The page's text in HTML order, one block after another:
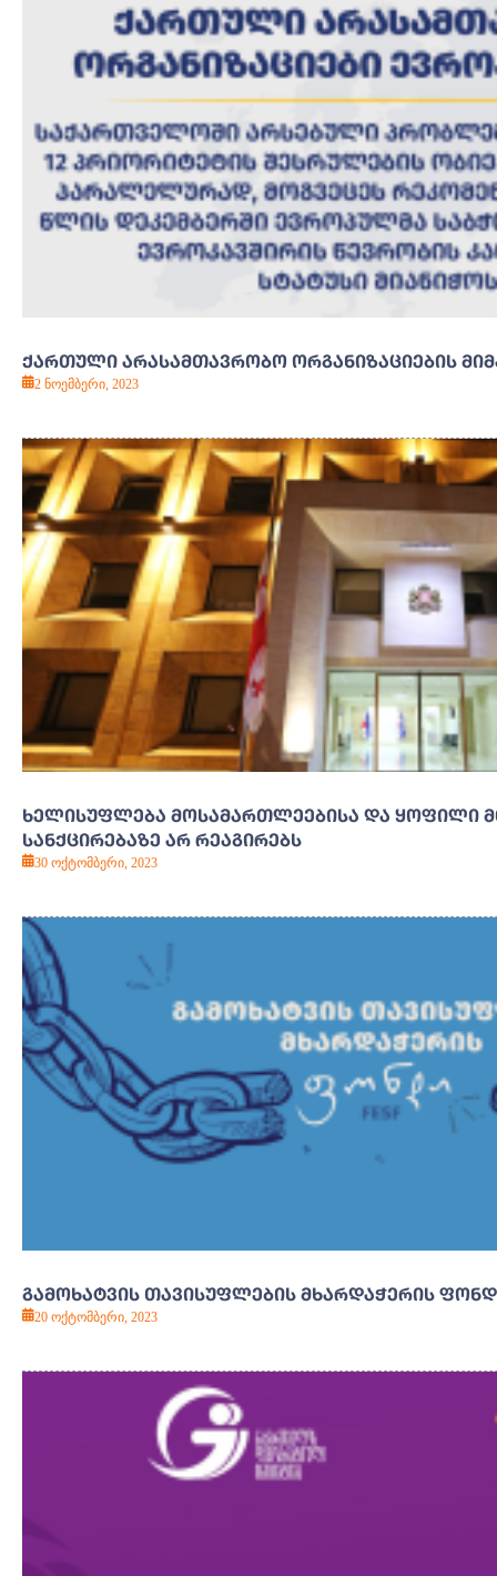
ᲥᲐᲠᲗᲣᲚᲘ ᲐᲠᲐᲡᲐᲛᲗᲐᲕᲠᲝᲑᲝ ᲝᲠᲒᲐᲜᲘᲖᲐᲪᲘᲔᲑᲘᲡ
2 ნოემბერი, 2023
ᲮᲔᲚᲘᲡᲣᲤᲚᲔᲑᲐ ᲛᲝᲡᲐᲛᲐᲠᲗᲚᲔᲔᲑᲘᲡᲐ ᲓᲐ ᲧᲝᲤᲘᲚᲘ
ᲡᲐᲜᲥᲪᲘᲠᲔᲑᲐᲖᲔ ᲐᲠ ᲠᲔᲐᲒᲘᲠᲔᲑᲡ
30 ოქტომბერი, 2023
ᲒᲐᲛᲝᲮᲐᲢᲕᲘᲡ ᲗᲐᲕᲘᲡᲣᲤᲚᲔᲑᲘᲡ ᲛᲮᲐᲠᲓᲐᲭᲔᲠᲘᲡ
20 ოქტომბერი, 2023